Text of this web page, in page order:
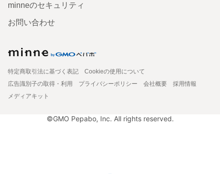
minneのセキュリティ
お問い合わせ
特定商取引法に基づく表記
Cookieの使用について
広告識別子の取得・利用
プライバシーポリシー 会社概要
採用情報
メディアキット
©GMO Pepabo, Inc. All rights reserved.